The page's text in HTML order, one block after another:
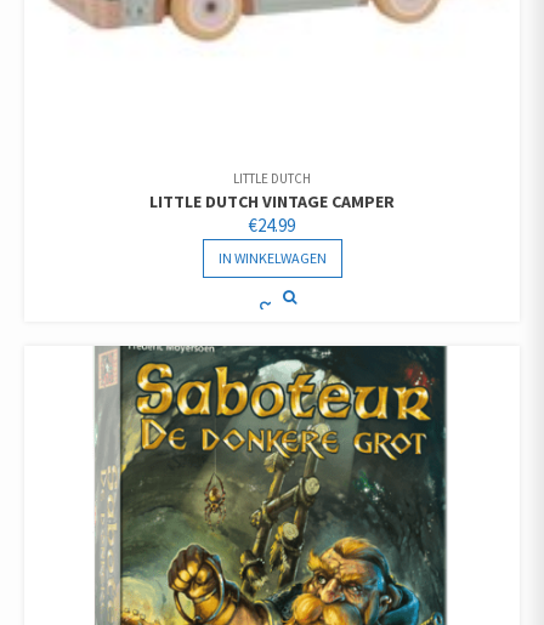
LITTLE DUTCH
LITTLE DUTCH VINTAGE CAMPER
€24.99
IN WINKELWAGEN